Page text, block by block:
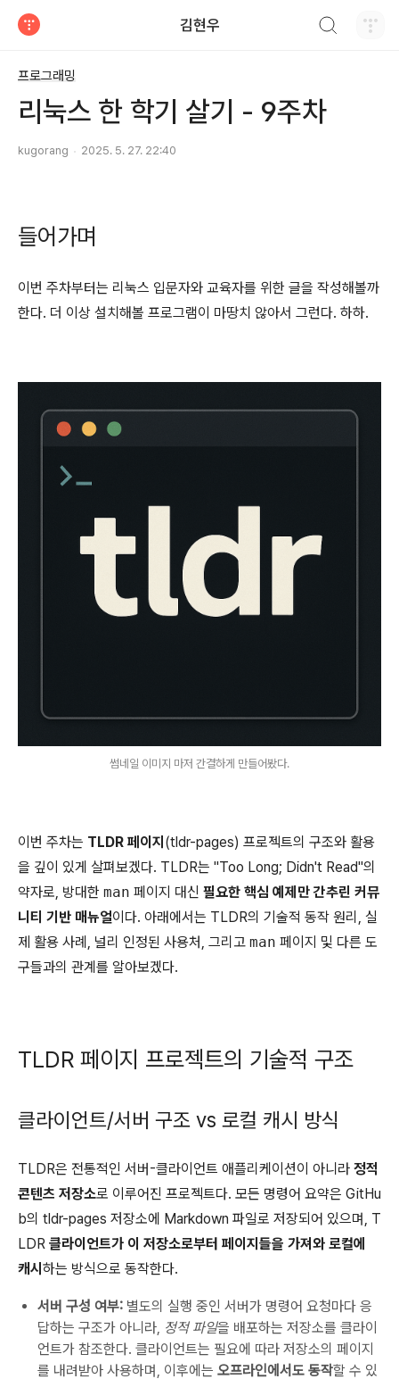
김현우
프로그래밍
리눅스 한 학기 살기 - 9주차
kugorang 2025. 5. 27. 22:40
들어가며
이번 주차부터는 리눅스 입문자와 교육자를 위한 글을 작성해볼까
한다. 더 이상 설치해볼 프로그램이 마땅치 않아서 그런다. 하하.
썸네일 이미지 마저 간결하게 만들어봤다.
이번 주차는 TLDR 페이지 (tldr-pages) 프로젝트의 구조와 활용
을 깊이 있게 살펴보겠다. TLDR는 "Too Long; Didn't Read"의
약자로, 방대한 man 페이지 대신 필요한 핵심 예제만 간추린 커뮤
니티 기반 매뉴얼이다. 아래에서는 TLDR의 기술적 동작 원리, 실
제 활용 사례, 널리 인정된 사용처, 그리고 man 페이지 및 다른 도
구들과의 관계를 알아보겠다.
TLDR 페이지 프로젝트의 기술적 구조
클라이언트/서버 구조 vs 로컬 캐시 방식
TLDR은 전통적인 서버-클라이언트 애플리케이션이 아니라 정적
콘텐츠 저장소로 이루어진 프로젝트다. 모든 명령어 요약은 GitHu
b의 tldr-pages 저장소에 Markdown 파일로 저장되어 있으며, T
LDR 클라이언트가 이 저장소로부터 페이지들을 가져와 로컬에
캐시 하는 방식으로 동작한다.
서버 구성 여부: 별도의 실행 중인 서버가 명령어 요청마다 응
답하는 구조가 아니라, 정적 파일을 배포하는 저장소를 클라이
언트가 참조한다. 클라이언트는 필요에 따라 저장소의 페이지
를 내려받아 사용하며, 이후에는 오프라인에서도 동작할 수 있